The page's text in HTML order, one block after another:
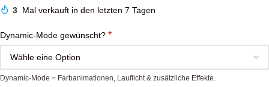
3 Mal verkauft in den letzten 7 Tagen
Dynamic-Mode gewünscht? *
Dynamic-Mode = Farbanimationen, Lauflicht & zusätzliche Effekte.